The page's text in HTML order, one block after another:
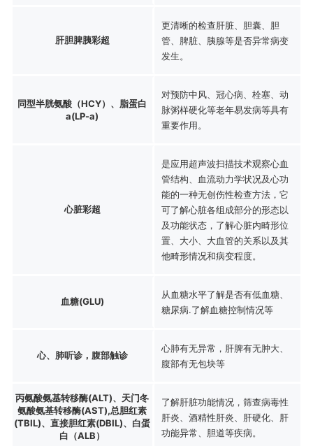
肝胆脾胰彩超
更清晰的检查肝脏、胆囊、胆
管、脾脏、胰腺等是否异常病变
发生。
同型半胱氨酸（HCY）、脂蛋白
a(LP-a)
对预防中风、冠心病、栓塞、动
脉粥样硬化等老年易发病等具有
重要作用。
心脏彩超
是应用超声波扫描技术观察心血
管结构、血流动力学状况及心功
能的一种无创伤性检查方法，它
可了解心脏各组成部分的形态以
及功能状态，了解心脏内畸形位
置、大小、大血管的关系以及其
他畸形情况和病变程度。
血糖(GLU)
从血糖水平了解是否有低血糖、
糖尿病.了解血糖控制情况等
心、肺听诊，腹部触诊
心肺有无异常，肝脾有无肿大、
腹部有无包块等
丙氨酸氨基转移酶(ALT)、天门冬
氨酸氨基转移酶(AST),总胆红素
(TBIL)、直接胆红素(DBIL)、白蛋
白（ALB）
了解肝脏功能情况，筛查病毒性
肝炎、酒精性肝炎、肝硬化、肝
功能异常、胆道等疾病。